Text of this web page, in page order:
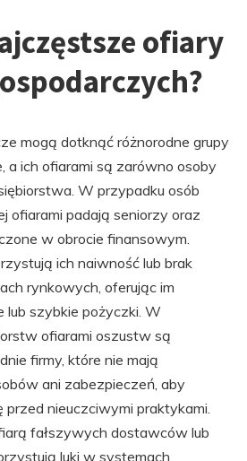
ofiary
mogą dotknąć różnorodne grupy
a ich ofiarami są zarówno osoby
W przypadku osób
ofiarami padają seniorzy oraz
w obrocie finansowym.
ich naiwność lub brak
rynkowych, oferując im
szybkie pożyczki. W
ofiarami oszustw są
firmy, które nie mają
ani zabezpieczeń, aby
przed nieuczciwymi praktykami.
fałszywych dostawców lub
luki w systemach